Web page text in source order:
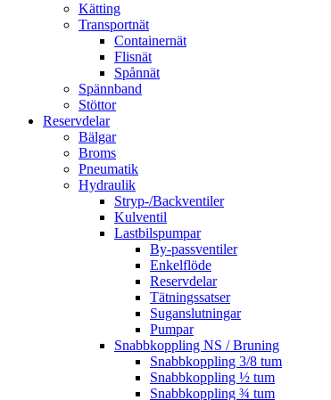
Kätting
Transportnät
Containernät
Flisnät
Spånnät
Spännband
Stöttor
Reservdelar
Bälgar
Broms
Pneumatik
Hydraulik
Stryp-/Backventiler
Kulventil
Lastbilspumpar
By-passventiler
Enkelflöde
Reservdelar
Tätningssatser
Suganslutningar
Pumpar
Snabbkoppling NS / Bruning
Snabbkoppling 3/8 tum
Snabbkoppling ½ tum
Snabbkoppling ¾ tum